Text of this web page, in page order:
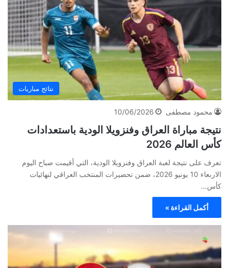
نتائج مباريات
محمود مصطفى 10/06/2026
نتيجة مباراة العراق وفنزويلا الودية باستعدادات
كأس العالم 2026
تعرف على نتيجة لعبة العراق وفنزويلا الودية، التي أقيمت صباح اليوم
الاربعاء 10 يونيو 2026، ضمن تحضيرات المنتخب العراقي لنهائيات
كأس…
أكمل القراءة »